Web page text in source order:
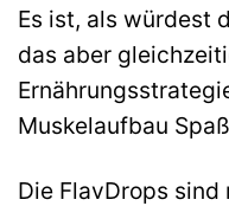
Es ist, als würdest
das aber
Muskelaufbau
Die FlavDrops